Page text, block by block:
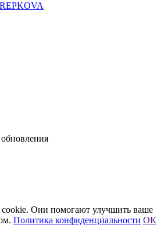
Они помогают улучшить ваше
Политика конфиденциальности ОК